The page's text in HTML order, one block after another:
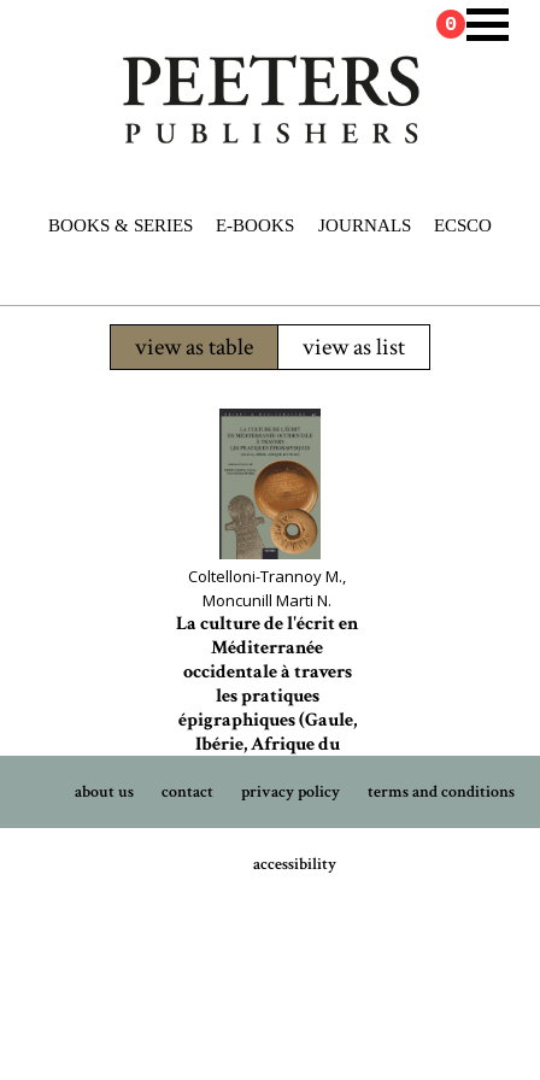
BOOKS & SERIES E-BOOKS JOURNALS ECSCO
0
view as table view as list
Coltelloni-Trannoy M.,
Moncunill Marti N.
La culture de l'écrit en
Méditerranée
occidentale à travers
les pratiques
épigraphiques (Gaule,
Ibérie, Afrique du
Orient & Méditerranée, 41
about us contact privacy policy terms and conditions
accessibility